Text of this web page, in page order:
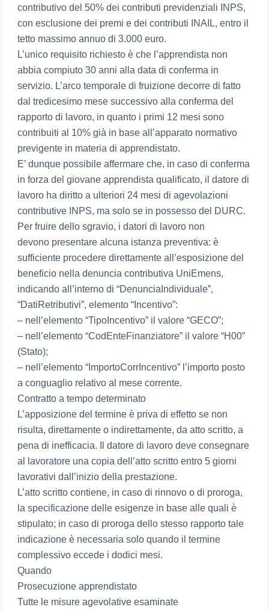
contributivo del 50% dei contributi previdenziali INPS,
con esclusione dei premi e dei contributi INAIL, entro il
tetto massimo annuo di 3.000 euro.
L’unico requisito richiesto è che l’apprendista non
abbia compiuto 30 anni alla data di conferma in
servizio. L’arco temporale di fruizione decorre di fatto
dal tredicesimo mese successivo alla conferma del
rapporto di lavoro, in quanto i primi 12 mesi sono
contribuiti al 10% già in base all’apparato normativo
previgente in materia di apprendistato.
E’ dunque possibile affermare che, in caso di conferma
in forza del giovane apprendista qualificato, il datore di
lavoro ha diritto a ulteriori 24 mesi di agevolazioni
contributive INPS, ma solo se in possesso del DURC.
Per fruire dello sgravio, i datori di lavoro non
devono presentare alcuna istanza preventiva: è
sufficiente procedere direttamente all’esposizione del
beneficio nella denuncia contributiva UniEmens,
indicando all’interno di “DenunciaIndividuale”,
“DatiRetributivi”, elemento “Incentivo”:
– nell’elemento “TipoIncentivo” il valore “GECO”;
– nell’elemento “CodEnteFinanziatore” il valore “H00”
(Stato);
– nell’elemento “ImportoCorrIncentivo” l’importo posto
a conguaglio relativo al mese corrente.
Contratto a tempo determinato
L’apposizione del termine è priva di effetto se non
risulta, direttamente o indirettamente, da atto scritto, a
pena di inefficacia. Il datore di lavoro deve consegnare
al lavoratore una copia dell’atto scritto entro 5 giorni
lavorativi dall’inizio della prestazione.
L’atto scritto contiene, in caso di rinnovo o di proroga,
la specificazione delle esigenze in base alle quali è
stipulato; in caso di proroga dello stesso rapporto tale
indicazione è necessaria solo quando il termine
complessivo eccede i dodici mesi.
Quando
Prosecuzione apprendistato
Tutte le misure agevolative esaminate